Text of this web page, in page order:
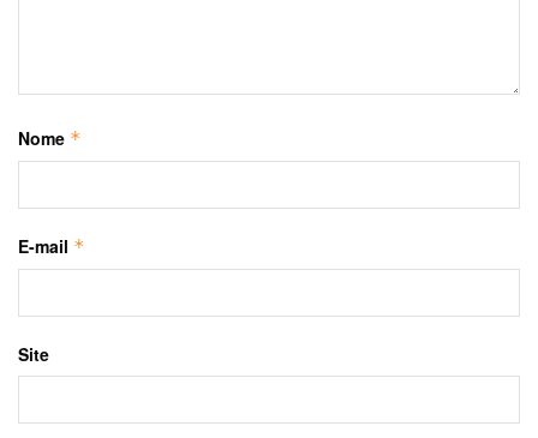
Nome *
E-mail *
Site